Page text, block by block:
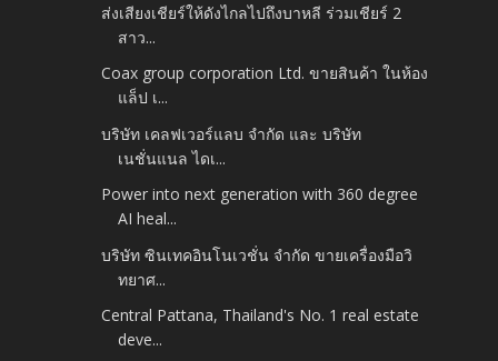
ส่งเสียงเชียร์ให้ดังไกลไปถึงบาหลี ร่วมเชียร์ 2
สาว...
Coax group corporation Ltd. ขายสินค้า ในห้อง
แล็ป เ...
บริษัท เคลฟเวอร์แลบ จำกัด และ บริษัท
เนชั่นแนล ไดเ...
Power into next generation with 360 degree
AI heal...
บริษัท ซินเทคอินโนเวชั่น จำกัด ขายเครื่องมือวิ
ทยาศ...
Central Pattana, Thailand's No. 1 real estate
deve...